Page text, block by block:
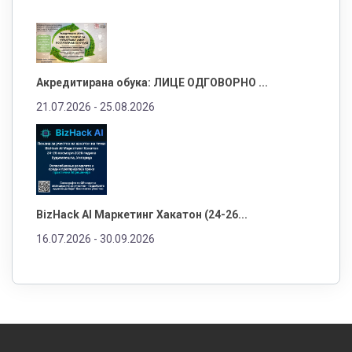
Акредитирана обука: ЛИЦЕ ОДГОВОРНО ...
21.07.2026 - 25.08.2026
BizHack AI Маркетинг Хакатон (24-26...
16.07.2026 - 30.09.2026